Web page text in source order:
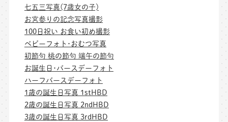
七五三写真(7歳女の子)
お宮参りの記念写真撮影
100日祝い お食い初め撮影
ベビーフォト･おむつ写真
初節句 桃の節句 端午の節句
お誕生日･バースデーフォト
ハーフバースデーフォト
1歳の誕生日写真 1stHBD
2歳の誕生日写真 2ndHBD
3歳の誕生日写真 3rdHBD